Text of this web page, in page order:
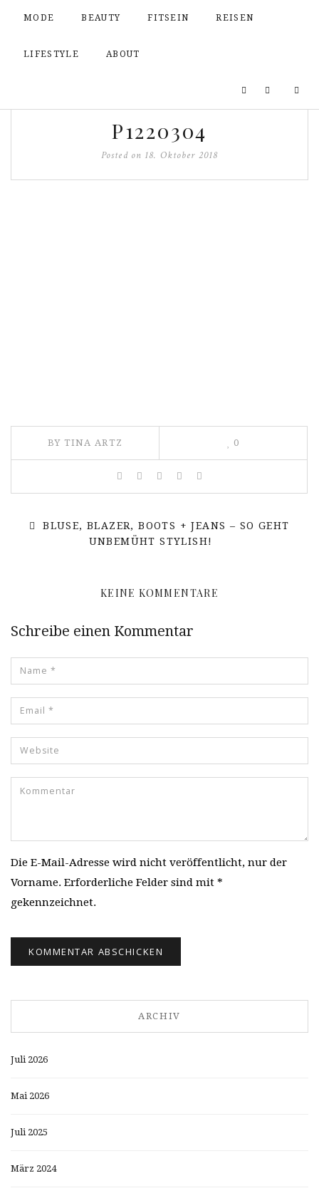
MODE BEAUTY FITSEIN REISEN
LIFESTYLE ABOUT
P1220304
Posted on 18. Oktober 2018
BY TINA ARTZ 0
BLUSE, BLAZER, BOOTS + JEANS – SO GEHT
UNBEMÜHT STYLISH!
KEINE KOMMENTARE
Schreibe einen Kommentar
Die E-Mail-Adresse wird nicht veröffentlicht, nur der
Vorname. Erforderliche Felder sind mit *
gekennzeichnet.
ARCHIV
Juli 2026
Mai 2026
Juli 2025
März 2024